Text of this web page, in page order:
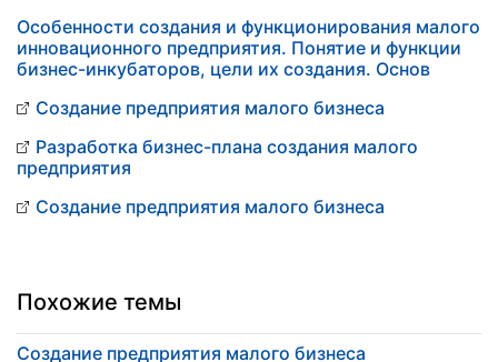
Особенности создания и функционирования малого
инновационного предприятия. Понятие и функции
бизнес-инкубаторов, цели их создания. Основ
Создание предприятия малого бизнеса
Разработка бизнес-плана создания малого
предприятия
Создание предприятия малого бизнеса
Похожие темы
Создание предприятия малого бизнеса